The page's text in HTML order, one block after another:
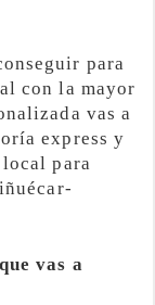
para
con la mayor
vas a
express y
para
vas a